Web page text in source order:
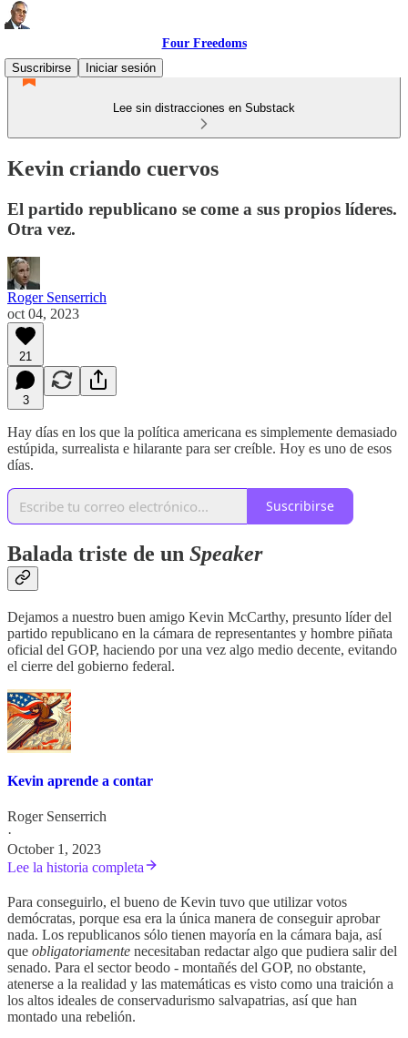
Four Freedoms
Suscribirse
Iniciar sesión
Lee sin distracciones en Substack
Kevin criando cuervos
El partido republicano se come a sus propios líderes.
Otra vez.
Roger Senserrich
oct 04, 2023
21
3
Hay días en los que la política americana es simplemente demasiado
estúpida, surrealista e hilarante para ser creíble. Hoy es uno de esos
días.
Suscribirse
Balada triste de un Speaker
Dejamos a nuestro buen amigo Kevin McCarthy, presunto líder del
partido republicano en la cámara de representantes y hombre piñata
oficial del GOP, haciendo por una vez algo medio decente, evitando
el cierre del gobierno federal.
Kevin aprende a contar
Roger Senserrich
·
October 1, 2023
Lee la historia completa
Para conseguirlo, el bueno de Kevin tuvo que utilizar votos
demócratas, porque esa era la única manera de conseguir aprobar
nada. Los republicanos sólo tienen mayoría en la cámara baja, así
que obligatoriamente necesitaban redactar algo que pudiera salir del
senado. Para el sector beodo - montañés del GOP, no obstante,
atenerse a la realidad y las matemáticas es visto como una traición a
los altos ideales de conservadurismo salvapatrias, así que han
montado una rebelión.